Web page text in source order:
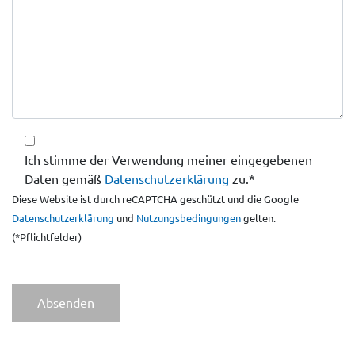
Ich stimme der Verwendung meiner eingegebenen
Daten gemäß Datenschutzerklärung zu.*
Diese Website ist durch reCAPTCHA geschützt und die Google
Datenschutzerklärung und Nutzungsbedingungen gelten.
(*Pflichtfelder)